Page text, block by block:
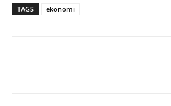
TAGS ekonomi